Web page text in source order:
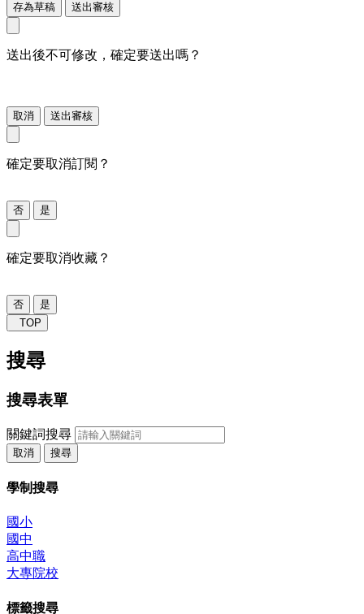
存為草稿 送出審核
送出後不可修改，確定要送出嗎？
取消 送出審核
確定要取消訂閱？
否 是
確定要取消收藏？
否
是
TOP
搜尋
搜尋表單
關鍵詞搜尋
取消 搜尋
學制搜尋
國小
國中
高中職
大專院校
標籤搜尋